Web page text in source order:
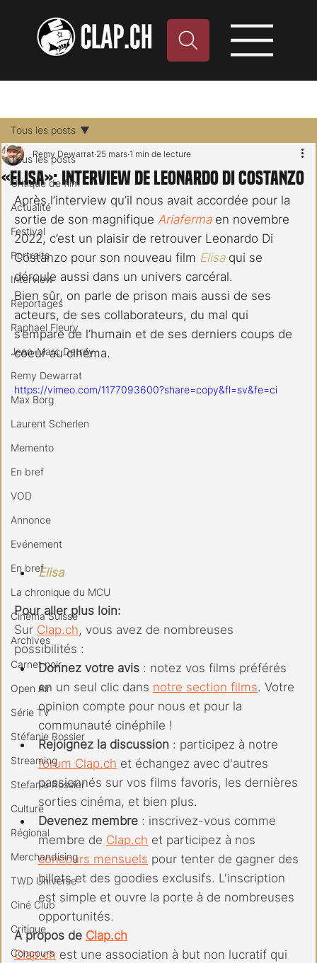
Tous les posts
Critique de film
Actualité
Festival
Portraits
Interview
Reportages
Raphael Fleury
Jean-Marc Detrey
Remy Dewarrat
Max Borg
Laurent Scherlen
Memento
En bref
VOD
Annonce
Evénement
En bref
La chronique du MCU
Cinéma Suisse
Archives
Carnet noir
Open Air
Série TV
Stéfanie Rossier
Streaming
Stefanie Rossier
Culture
Régional
Merchandising
TWD Universe
Ciné Club
Critique
Concours
Tous les posts
«Elisa»: interview de Leonardo Di Costanzo
Remy Dewarrat 25 mars 1 min de lecture
Après l’interview qu’il nous avait accordée pour la
sortie de son magnifique Ariaferma en novembre
2022, c’est un plaisir de retrouver Leonardo Di
Costanzo pour son nouveau film Elisa qui se
déroule aussi dans un univers carcéral.
Bien sûr, on parle de prison mais aussi de ses
acteurs, de ses collaborateurs, du mal qui
s’empare de l’humain et de ses derniers coups de
coeur au cinéma.
https://vimeo.com/1177093600?share=copy&fl=sv&fe=ci
Elisa
Pour aller plus loin:
Sur Clap.ch, vous avez de nombreuses
possibilités :
Donnez votre avis : notez vos films préférés
en un seul clic dans notre section films. Votre
opinion compte pour nous et pour la
communauté cinéphile !
Rejoignez la discussion : participez à notre
forum Clap.ch et échangez avec d'autres
passionnés sur vos films favoris, les dernières
sorties cinéma, et bien plus.
Devenez membre : inscrivez-vous comme
membre de Clap.ch et participez à nos
concours mensuels pour tenter de gagner des
billets et des goodies exclusifs. L'inscription
est simple et ouvre la porte à de nombreuses
opportunités.
A propos de Clap.ch
Clap.ch est une association à but non lucratif qui